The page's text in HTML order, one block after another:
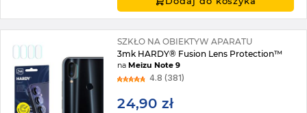
SZKŁO NA OBIEKTYW APARATU
3mk HARDY® Fusion Lens Protection™
naMeizu Note 9
4.8 (381)
24,90 zł